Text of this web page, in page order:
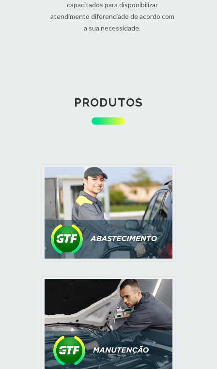
capacitados para disponibilizar
atendimento diferenciado de acordo com
a sua necessidade.
PRODUTOS